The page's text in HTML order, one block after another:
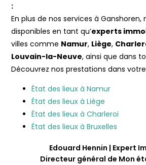
:
En plus de nos services à Ganshoren,
disponibles en tant qu’experts
villes comme Namur, Liège,
Louvain-la-Neuve, ainsi que dans
Découvrez nos prestations dans
État des lieux à Namur
État des lieux à Liège
État des lieux à Charleroi
État des lieux à Bruxelles
Edouard Hennin | Expert
Directeur général de Mon